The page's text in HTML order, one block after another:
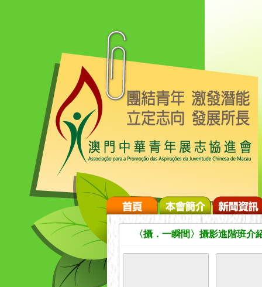
〈攝．一瞬間〉攝影進階班介